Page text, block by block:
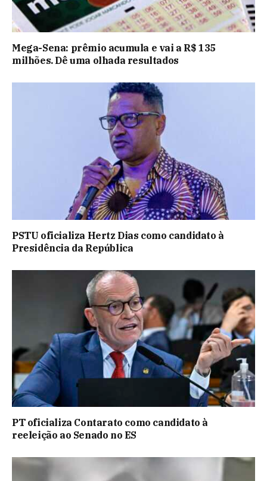
Mega-Sena: prêmio acumula e vai a R$ 135
milhões. Dê uma olhada resultados
PSTU oficializa Hertz Dias como candidato à
Presidência da República
PT oficializa Contarato como candidato à
reeleição ao Senado no ES